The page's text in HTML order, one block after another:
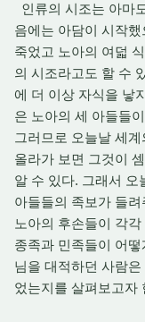
인류의 시조는 아마
음에는 아담이 시작
죽었고 노아의 여덟
의 시조라고도 할 수
에 더 이상 자식을 낳
은 노아의 세 아들들
그러므로 오늘날 세
올라가 보면 그것이
알 수 있다. 그래서 오
아들들의 족보가 들
노아의 후손들이 각
종족과 민족들이 어
님을 대적하던 사람
었는지를 살펴보고자